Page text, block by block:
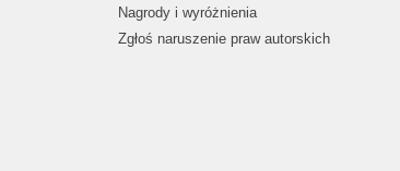
Nagrody i wyróżnienia
Zgłoś naruszenie praw autorskich